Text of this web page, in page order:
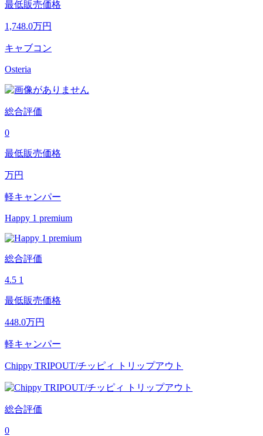
最低販売価格
1,748.0万円
キャブコン
Osteria
総合評価
0
最低販売価格
万円
軽キャンパー
Happy 1 premium
総合評価
4.5 1
最低販売価格
448.0万円
軽キャンパー
Chippy TRIPOUT/チッピィ トリップアウト
総合評価
0